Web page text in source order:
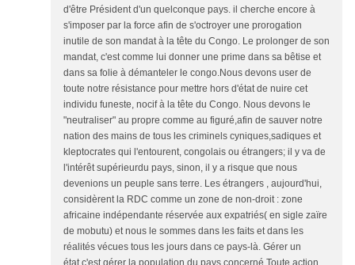
d'être Président d'un quelconque pays. il cherche encore à
s'imposer par la force afin de s'octroyer une prorogation
inutile de son mandat à la tête du Congo. Le prolonger de son
mandat, c'est comme lui donner une prime dans sa bêtise et
dans sa folie à démanteler le congo.Nous devons user de
toute notre résistance pour mettre hors d'état de nuire cet
individu funeste, nocif à la tête du Congo. Nous devons le
"neutraliser" au propre comme au figuré,afin de sauver notre
nation des mains de tous les criminels cyniques,sadiques et
kleptocrates qui l'entourent, congolais ou étrangers; il y va de
l'intérêt supérieurdu pays, sinon, il y a risque que nous
devenions un peuple sans terre. Les étrangers , aujourd'hui,
considèrent la RDC comme un zone de non-droit : zone
africaine indépendante réservée aux expatriés( en sigle zaïre
de mobutu) et nous le sommes dans les faits et dans les
réalités vécues tous les jours dans ce pays-là. Gérer un
état,c'est gérer la population du pays concerné.Toute action